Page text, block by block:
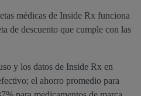
médicas de Inside Rx funciona
de descuento que cumple con las
y los datos de Inside Rx en
el ahorro promedio para